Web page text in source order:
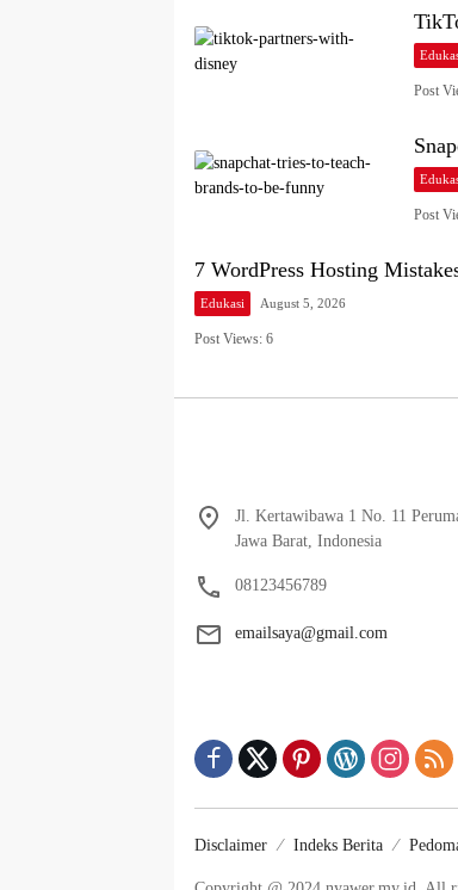
Post
Post
7 WordPress Hosting
Edukasi August 5, 2026
Post Views: 6
Jl. Kertawibawa 1 No. 11
Jawa Barat, Indonesia
08123456789
emailsaya@gmail.com
Disclaimer Indeks Berita